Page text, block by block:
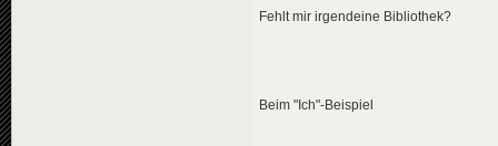
Fehlt mir irgendeine Bibliothek?
Beim "Ich"-Beispiel